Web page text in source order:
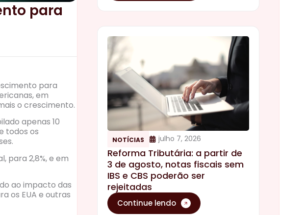
NOTÍCIAS julho 7, 2026
Reforma Tributária: a partir de
3 de agosto, notas fiscais sem
IBS e CBS poderão ser
rejeitadas
Continue lendo
para
para
em
o crescimento.
apenas 10
todos os
para 2,8%, e em
ao impacto das
os EUA e outras